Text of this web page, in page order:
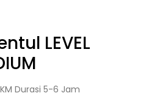
LEVEL
Durasi 5-6 Jam